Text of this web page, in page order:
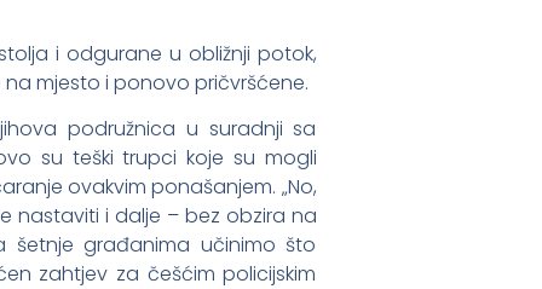
i odgurane u obližnji potok,
mjesto i ponovo pričvršćene.
podružnica u suradnji sa
su teški trupci koje su mogli
ovakvim ponašanjem. „No,
nastaviti i dalje – bez obzira na
građanima učinimo što
zahtjev za češćim policijskim